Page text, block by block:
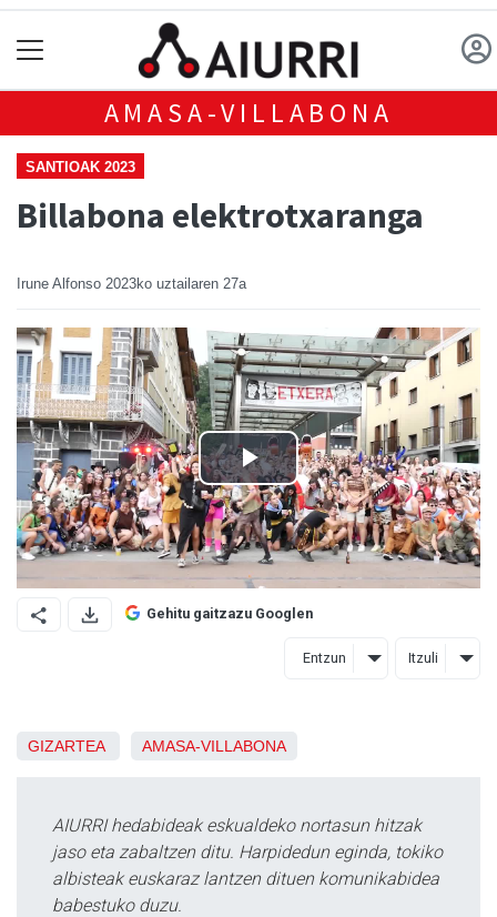
AMASA-VILLABONA
SANTIOAK 2023
Billabona elektrotxaranga
Irune Alfonso 2023ko uztailaren 27a
Gehitu gaitzazu Googlen
Entzun Itzuli
GIZARTEA AMASA-VILLABONA
AIURRI hedabideak eskualdeko nortasun hitzak
jaso eta zabaltzen ditu. Harpidedun eginda, tokiko
albisteak euskaraz lantzen dituen komunikabidea
babestuko duzu.